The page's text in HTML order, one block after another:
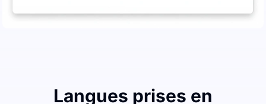
Langues prises en